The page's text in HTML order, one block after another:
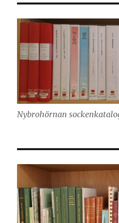
Nybrohörnan